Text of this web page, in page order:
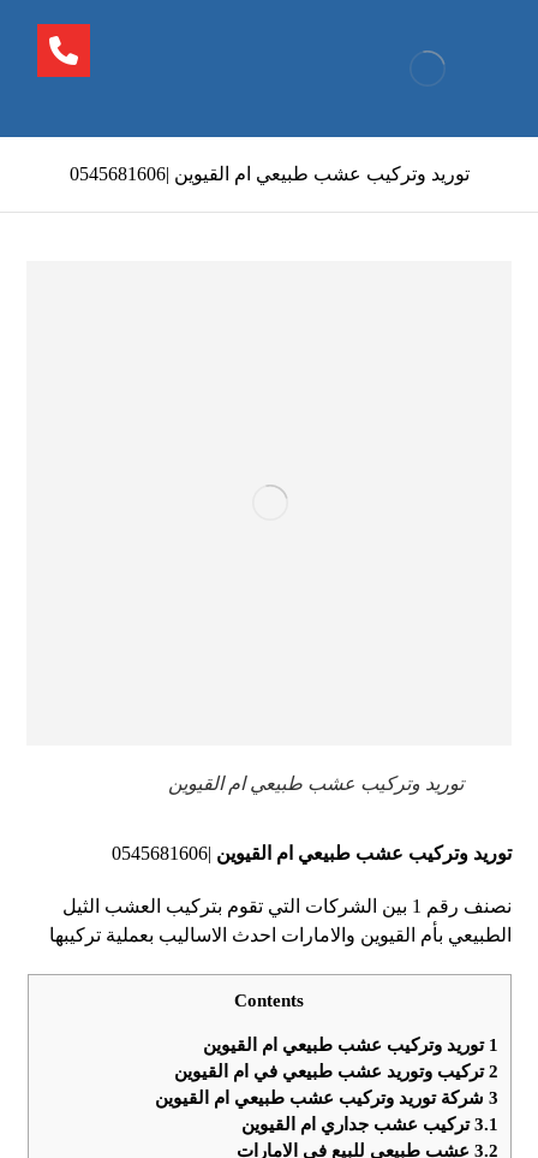
توريد وتركيب عشب طبيعي ام القيوين |0545681606
توريد وتركيب عشب طبيعي ام القيوين
توريد وتركيب عشب طبيعي ام القيوين |0545681606
نصنف رقم 1 بين الشركات التي تقوم بتركيب العشب الثيل
الطبيعي بأم القيوين والامارات احدث الاساليب بعملية تركيبها
Contents
1 توريد وتركيب عشب طبيعي ام القيوين
2تركيب وتوريد عشب طبيعي في ام القيوين
3 شركة توريد وتركيب عشب طبيعي ام القيوين
3.1تركيب عشب جداري ام القيوين
3.2 عشب طبيعي للبيع في الامارات